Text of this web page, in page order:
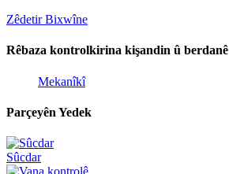
Zêdetir Bixwîne
Rêbaza kontrolkirina kişandin û berdanê
Mekanîkî
Parçeyên Yedek
Sûcdar